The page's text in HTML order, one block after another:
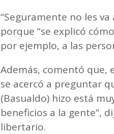
“Seguramente no les
porque “se explicó
por ejemplo, a las
Además, comentó que,
se acercó a preguntar
(Basualdo) hizo está
beneficios a la gente”,
libertario.